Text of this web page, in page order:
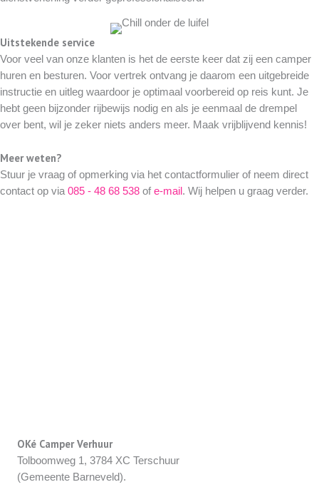
Uitstekende service
Voor veel van onze klanten is het de eerste keer dat zij een camper
huren en besturen. Voor vertrek ontvang je daarom een uitgebreide
instructie en uitleg waardoor je optimaal voorbereid op reis kunt. Je
hebt geen bijzonder rijbewijs nodig en als je eenmaal de drempel
over bent, wil je zeker niets anders meer. Maak vrijblijvend kennis!
Meer weten?
Stuur je vraag of opmerking via het contactformulier of neem direct
contact op via085 - 48 68 538 of e-mail . Wij helpen u graag verder.
OKé Camper Verhuur
Tolboomweg 1, 3784 XC Terschuur
(Gemeente Barneveld).